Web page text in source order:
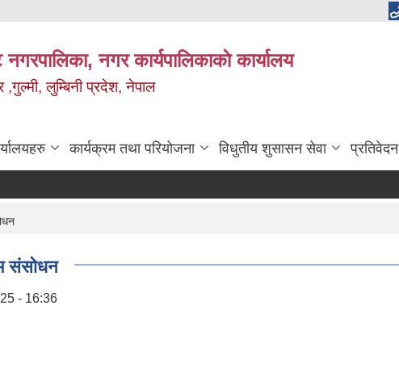
नगर कार्यपालिकाकाे कार्यालय
,गुल्मी, लुम्बिनी प्रदेश, नेपाल
कार्यक्रम तथा परियोजना विधुतीय शुसासन सेवा प्रतिवेदन
संसोधन
- 16:36